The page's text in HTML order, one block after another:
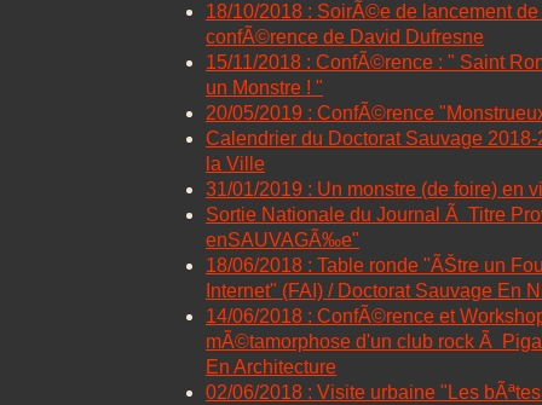
18/10/2018 : SoirÃ©e de lancement
confÃ©rence de David Dufresne
15/11/2018 : ConfÃ©rence : " Saint
un Monstre ! "
20/05/2019 : ConfÃ©rence
Calendrier du Doctorat Sauvage
la Ville
31/01/2019 : Un monstre (de foire) en
Sortie Nationale du Journal Ã Titre
enSAUVAGÃ‰e"
18/06/2018 : Table ronde "ÃŠtre un
Internet" (FAI) / Doctorat Sauvage En
14/06/2018 : ConfÃ©rence et
mÃ©tamorphose d'un club rock Ã
En Architecture
02/06/2018 : Visite urbaine "Les